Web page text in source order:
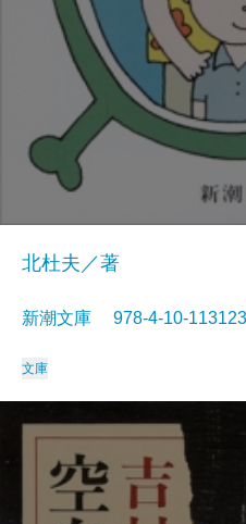
北杜夫／著
新潮文庫 978-4-10-
文庫